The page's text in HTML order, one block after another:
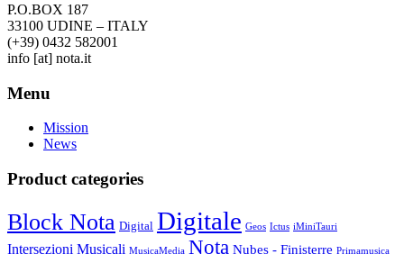
P.O.BOX 187
33100 UDINE – ITALY
(+39) 0432 582001
info [at] nota.it
Menu
Mission
News
Product categories
Block Nota Digital Digitale Geos Ictus iMiniTauri
Intersezioni Musicali MusicaMedia Nota Nubes - Finisterre Primamusica